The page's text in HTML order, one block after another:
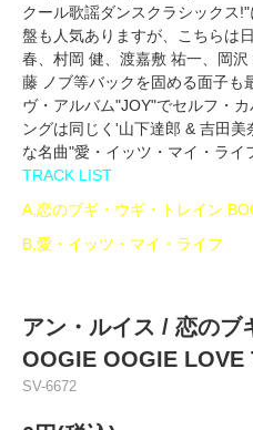
クール歌謡ダンスクラシックス
盤も人気ありますが、こちらは
春、村岡 健、渡嘉敷 祐一、岡
藤 ノブ等バックを固める面子も
ヴ・アルバム"JOY"でセルフ・
ングは同じく'山下達郎 & 吉田
な名曲"愛・イッツ・マイ・ライ
TRACK LIST
A,恋のブギ・ウギ・トレイン
B,愛・イッツ・マイ・ライフ
アン・ルイス / 恋のブ
OOGIE OOGIE LOVE
SV-6672